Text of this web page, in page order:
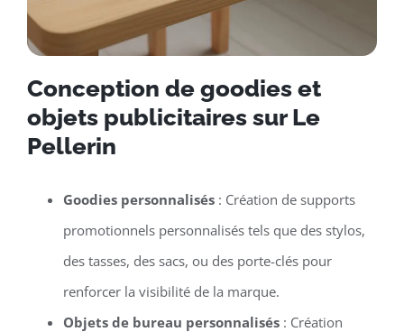
Conception de goodies et
objets publicitaires sur Le
Pellerin
Goodies personnalisés: Création de supports
promotionnels personnalisés tels que des stylos,
des tasses, des sacs, ou des porte-clés pour
renforcer la visibilité de la marque.
Objets de bureau personnalisés: Création